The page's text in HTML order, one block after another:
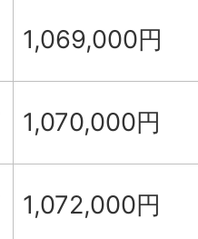
1,069,000円
1,070,000円
1,072,000円